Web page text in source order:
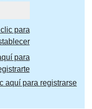
para
para
aquí para registrarse